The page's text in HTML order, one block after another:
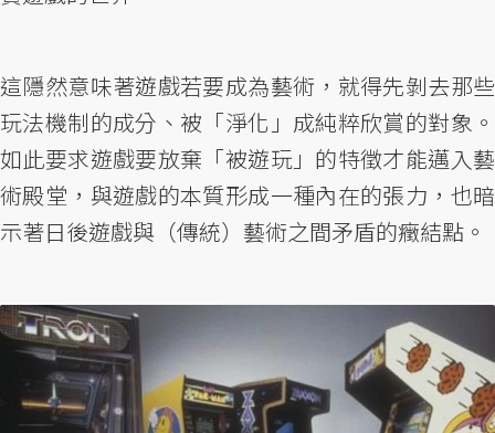
這隱然意味著遊戲若要成為藝術，就得先剝去那些
玩法機制的成分、被「淨化」成純粹欣賞的對象。
如此要求遊戲要放棄「被遊玩」的特徵才能邁入藝
術殿堂，與遊戲的本質形成一種內在的張力，也暗
示著日後遊戲與（傳統）藝術之間矛盾的癥結點。